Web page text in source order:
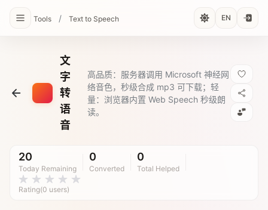
Tools / Text to Speech EN
文
字
转
语
音
高品质：服务器调用 Microsoft 神经网
络音色，秒级合成 mp3 可下载；轻
量：浏览器内置 Web Speech 秒级朗
读。
20
Today Remaining
0
Converted
0
Total Helped
Rating(0 users)